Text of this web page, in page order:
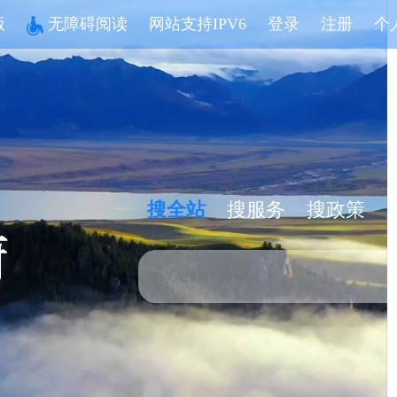
无障碍阅读 网站支持IPV6 登录 注册 个
搜全站 搜服务 搜政策